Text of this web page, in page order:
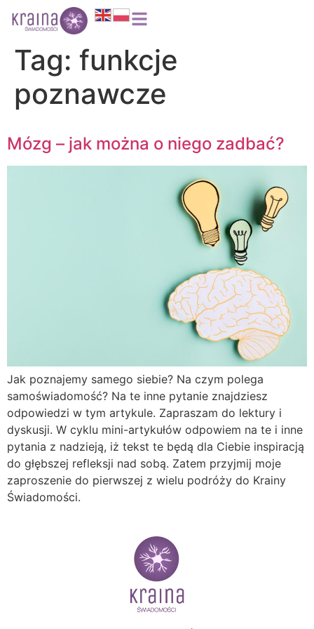
treści
Tag: funkcje
poznawcze
Mózg – jak można o niego zadbać?
Jak poznajemy samego siebie? Na czym polega
samoświadomość? Na te inne pytanie znajdziesz
odpowiedzi w tym artykule. Zapraszam do lektury i
dyskusji. W cyklu mini-artykułów odpowiem na te i inne
pytania z nadzieją, iż tekst te będą dla Ciebie inspiracją
do głębszej refleksji nad sobą. Zatem przyjmij moje
zaproszenie do pierwszej z wielu podróży do Krainy
Świadomości.